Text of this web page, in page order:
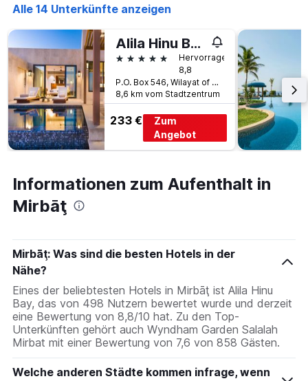
1
Achse,
die
die
Wochentage
anzeigt.
Das
Diagramm
hat
1
Y-
die
den
durchschnittlichen
Zimmerpreis
Alle 14 Unterkünfte anzeigen
Alila Hinu Bay
5 Sterne
Hervorragend
8,8
P.O. Box 546, Wilayat of Mirbat Governorate Of Dhofar, Mirbāţ, Oman
8,6 km vom Stadtzentrum
233 €
Zum
Angebot
Informationen zum Aufenthalt in
Mirbāţ
Mirbāţ: Was sind die besten Hotels in der
Nähe?
Eines der beliebtesten Hotels in Mirbāţ ist Alila Hinu
Bay, das von 498 Nutzern bewertet wurde und derzeit
eine Bewertung von 8,8/10 hat. Zu den Top-
Unterkünften gehört auch Wyndham Garden Salalah
Mirbat mit einer Bewertung von 7,6 von 858 Gästen.
Welche anderen Städte kommen infrage, wenn